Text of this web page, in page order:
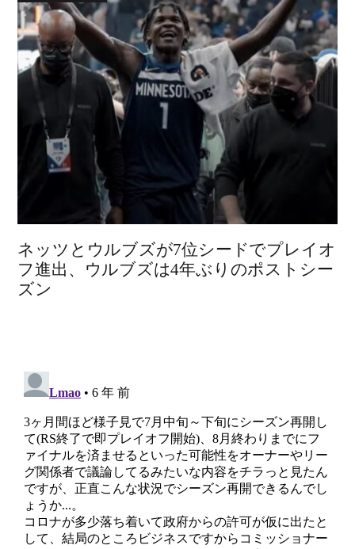
ネッツとウルブズが7位シードでプレイオ
フ進出、ウルブズは4年ぶりのポストシー
ズン